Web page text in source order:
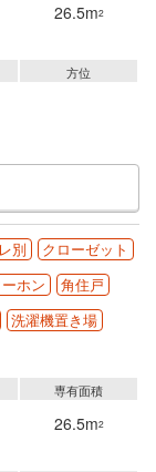
26.5m2
方位
別
クローゼット
ホン
角住戸
洗濯機置き場
専有面積
26.5m2